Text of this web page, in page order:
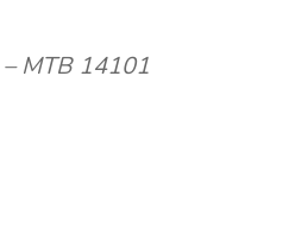
MTB 14101